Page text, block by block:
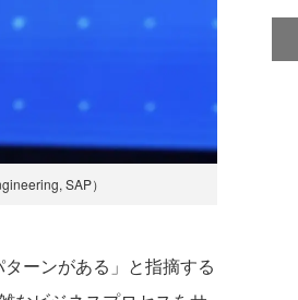
SAP）
ーンがある」と指摘する